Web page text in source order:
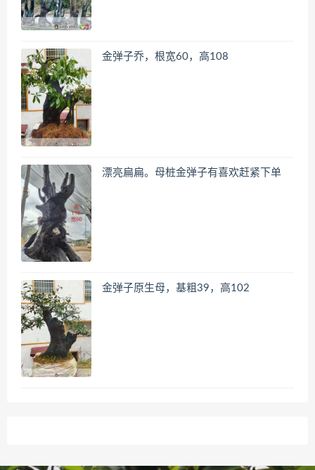
金弹子乔，根宽60，高108
漂亮扁扁。母桩金弹子有喜欢赶紧下单
金弹子原生母，基粗39，高102